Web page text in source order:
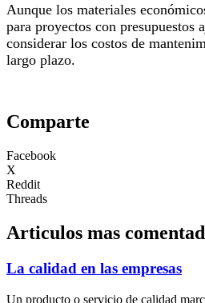
Aunque los materiales
para proyectos con presupuestos
considerar los costos de
largo plazo.
Comparte
Facebook
X
Reddit
Threads
Articulos mas
La calidad en las empresas
Un producto o servicio de calidad